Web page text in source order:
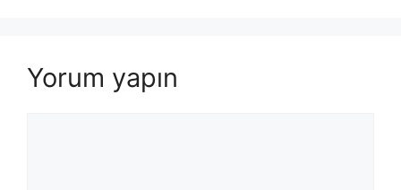
Yorum yapın